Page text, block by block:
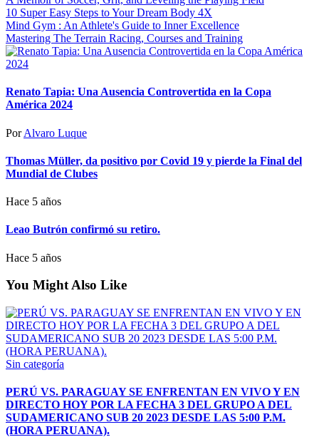
10 Super Easy Steps to Your Dream Body 4X
Mind Gym : An Athlete's Guide to Inner Excellence
Mastering The Terrain Racing, Courses and Training
Renato Tapia: Una Ausencia Controvertida en la Copa
América 2024
Por Alvaro Luque
Thomas Müller, da positivo por Covid 19 y pierde la Final del
Mundial de Clubes
Hace 5 años
Leao Butrón confirmó su retiro.
Hace 5 años
You Might Also Like
Sin categoría
PERÚ VS. PARAGUAY SE ENFRENTAN EN VIVO Y EN
DIRECTO HOY POR LA FECHA 3 DEL GRUPO A DEL
SUDAMERICANO SUB 20 2023 DESDE LAS 5:00 P.M.
(HORA PERUANA).